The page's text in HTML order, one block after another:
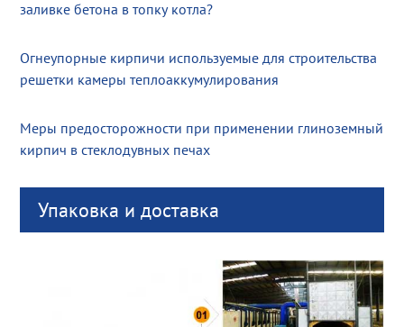
заливке бетона в топку котла?
Огнеупорные кирпичи используемые для строительства
решетки камеры теплоаккумулирования
Меры предосторожности при применении глиноземный
кирпич в стеклодувных печах
Упаковка и доставка